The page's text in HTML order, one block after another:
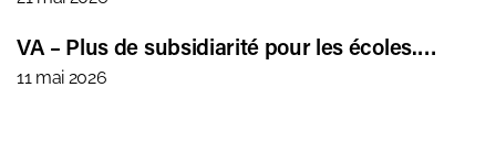
VA – Plus de subsidiarité pour les écoles.…
11 mai 2026